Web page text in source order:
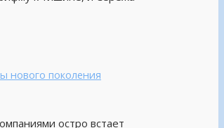
нового поколения
остро встает